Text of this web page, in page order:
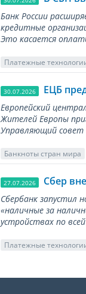
Банк России
кредитные
Это касается
Платежные
30.07.2026 ЕЦБ
Европейский
Жителей Европы
Управляющий совет
Банкноты стран мира
27.07.2026 Сбер
Сбербанк запустил
«наличные за
устройствах по
Платежные